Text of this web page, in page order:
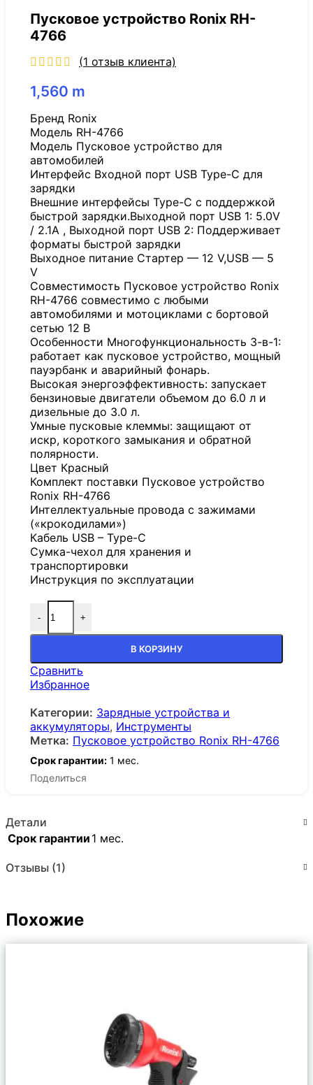
Пусковое устройство Ronix RH-
4766
(1 отзыв клиента)
1,560 m
Бренд Ronix
Модель RH-4766
Модель Пусковое устройство для
автомобилей
Интерфейс Входной порт USB Type-C для
зарядки
Внешние интерфейсы Type-C с поддержкой
быстрой зарядки.Выходной порт USB 1: 5.0V
/ 2.1A , Выходной порт USB 2: Поддерживает
форматы быстрой зарядки
Выходное питание Стартер — 12 V,USB — 5
V
Совместимость Пусковое устройство Ronix
RH-4766 совместимо с любыми
автомобилями и мотоциклами с бортовой
сетью 12 В
Особенности Многофункциональность 3-в-1:
работает как пусковое устройство, мощный
пауэрбанк и аварийный фонарь.
Высокая энергоэффективность: запускает
бензиновые двигатели объемом до 6.0 л и
дизельные до 3.0 л.
Умные пусковые клеммы: защищают от
искр, короткого замыкания и обратной
полярности.
Цвет Красный
Комплект поставки Пусковое устройство
Ronix RH-4766
Интеллектуальные провода с зажимами
(«крокодилами»)
Кабель USB – Type-C
Сумка-чехол для хранения и
транспортировки
Инструкция по эксплуатации
- +
В КОРЗИНУ
Сравнить
Избранное
Категории: Зарядные устройства и
аккумуляторы, Инструменты
Метка: Пусковое устройство Ronix RH-4766
Срок гарантии: 1 мес.
Поделиться
Детали
Срок гарантии 1 мес.
Отзывы (1)
Похожие